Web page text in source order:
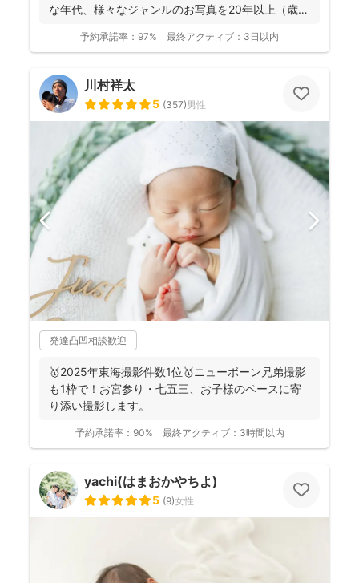
な年代、様々なジャンルのお写真を20年以上（歳バ
予約承諾率： 97% 最終アクティブ： 3日以内
川村祥太
5 (357)男性
発達凸凹相談歓迎
🥇2025年東海撮影件数1位🥇ニューボーン兄弟撮影
も1枠で！お宮参り・七五三、お子様のペースに寄
り添い撮影します。
予約承諾率： 90% 最終アクティブ： 3時間以内
yachi(はまおかやちよ)
5 (9)女性